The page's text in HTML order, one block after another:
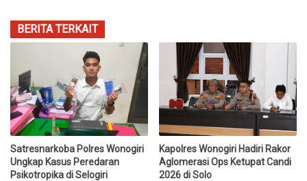
BERITA TERKAIT
Satresnarkoba Polres Wonogiri
Ungkap Kasus Peredaran
Psikotropika di Selogiri
Kapolres Wonogiri Hadiri Rakor
Aglomerasi Ops Ketupat Candi
2026 di Solo